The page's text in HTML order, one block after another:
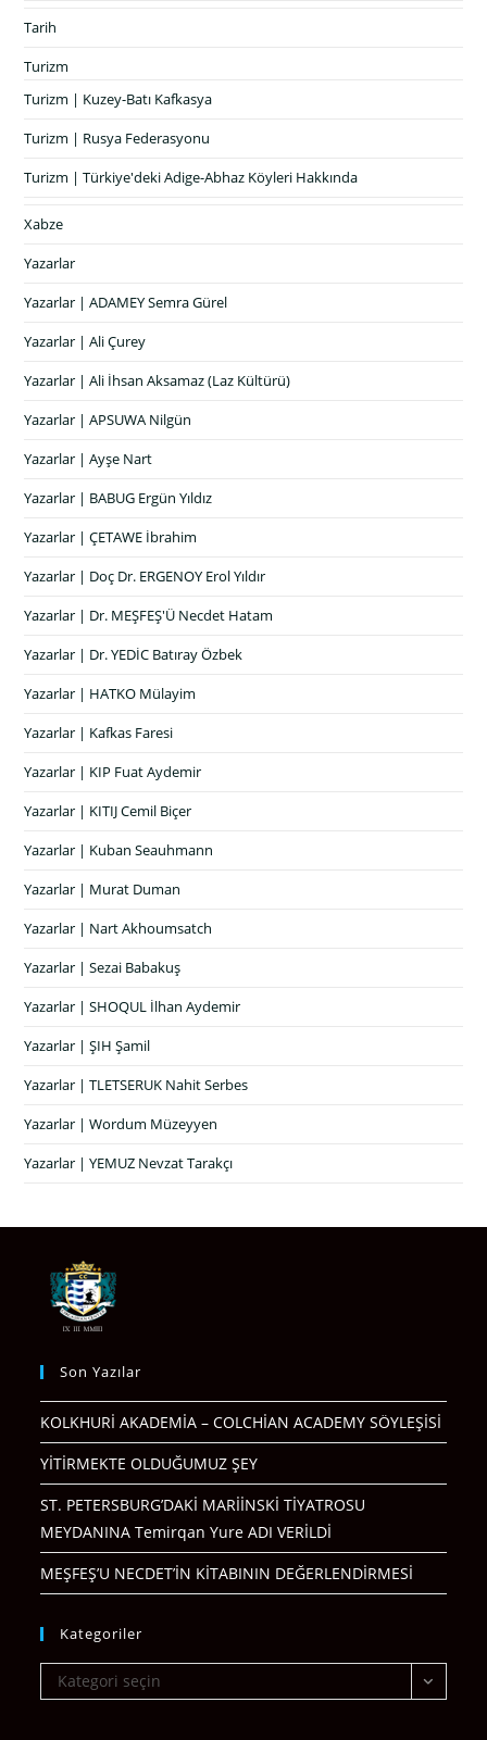
Tarih
Turizm
Turizm | Kuzey-Batı Kafkasya
Turizm | Rusya Federasyonu
Turizm | Türkiye'deki Adige-Abhaz Köyleri Hakkında
Xabze
Yazarlar
Yazarlar | ADAMEY Semra Gürel
Yazarlar | Ali Çurey
Yazarlar | Ali İhsan Aksamaz (Laz Kültürü)
Yazarlar | APSUWA Nilgün
Yazarlar | Ayşe Nart
Yazarlar | BABUG Ergün Yıldız
Yazarlar | ÇETAWE İbrahim
Yazarlar | Doç Dr. ERGENOY Erol Yıldır
Yazarlar | Dr. MEŞFEŞ'Ü Necdet Hatam
Yazarlar | Dr. YEDİC Batıray Özbek
Yazarlar | HATKO Mülayim
Yazarlar | Kafkas Faresi
Yazarlar | KIP Fuat Aydemir
Yazarlar | KITIJ Cemil Biçer
Yazarlar | Kuban Seauhmann
Yazarlar | Murat Duman
Yazarlar | Nart Akhoumsatch
Yazarlar | Sezai Babakuş
Yazarlar | SHOQUL İlhan Aydemir
Yazarlar | ŞIH Şamil
Yazarlar | TLETSERUK Nahit Serbes
Yazarlar | Wordum Müzeyyen
Yazarlar | YEMUZ Nevzat Tarakçı
Son Yazılar
KOLKHURİ AKADEMİA – COLCHİAN ACADEMY SÖYLEŞİSİ
YİTİRMEKTE OLDUĞUMUZ ŞEY
ST. PETERSBURG’DAKİ MARİİNSKİ TİYATROSU
MEYDANINA Temirqan Yure ADI VERİLDİ
MEŞFEŞ’U NECDET’İN KİTABININ DEĞERLENDİRMESİ
Kategoriler
Kategoriler
Kategori seçin